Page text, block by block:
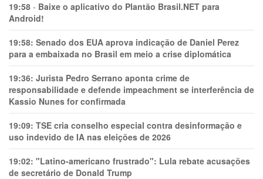
19:58 - Baixe o aplicativo do Plantão Brasil.NET para
Android!
19:58: Senado dos EUA aprova indicação de Daniel Perez
para a embaixada no Brasil em meio a crise diplomática
19:36: Jurista Pedro Serrano aponta crime de
responsabilidade e defende impeachment se interferência de
Kassio Nunes for confirmada
19:09: TSE cria conselho especial contra desinformação e
uso indevido de IA nas eleições de 2026
19:02: "Latino-americano frustrado": Lula rebate acusações
de secretário de Donald Trump